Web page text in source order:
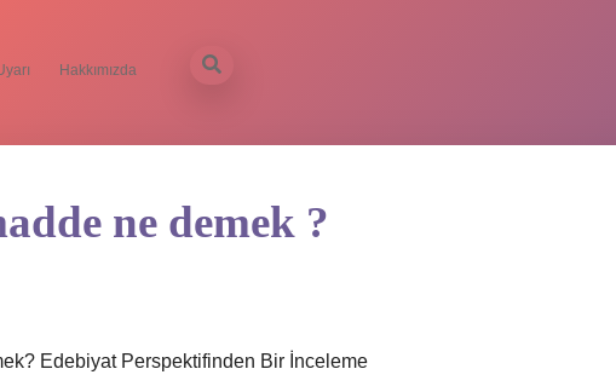
Hakkımızda
ne demek ?
Edebiyat Perspektifinden Bir İnceleme